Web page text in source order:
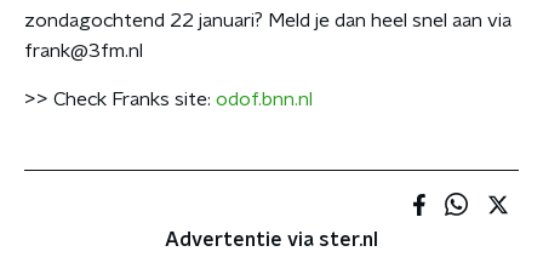
zondagochtend 22 januari? Meld je dan heel snel aan via
frank@3fm.nl
>> Check Franks site: odof.bnn.nl
Advertentie via ster.nl